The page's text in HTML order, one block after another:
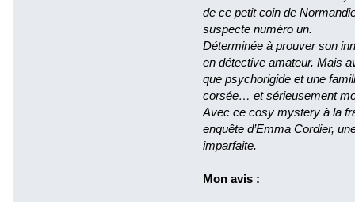
de ce petit coin de
suspecte numéro un.
Déterminée à prouver son
en détective amateur. Mais
que psychorigide et une
corsée… et sérieusement
Avec ce cosy mystery à la
enquête d’Emma Cordier,
imparfaite.
Mon avis :